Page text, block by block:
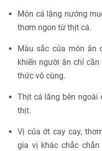
Món cá lăng nướng
thơm ngon từ thịt cá.
Màu sắc của món ăn
khiến người ăn chỉ
thức vô cùng.
Thịt cá lăng bên ngoài
thịt.
Vị của ớt cay cay,
gia vị khác chắc